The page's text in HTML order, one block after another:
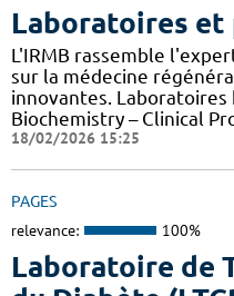
Laboratoires
L'IRMB rassemble
sur la médecine
innovantes.
Biochemistry – Clinical
18/02/2026 15:25
PAGES
relevance: 100%
Laboratoire de